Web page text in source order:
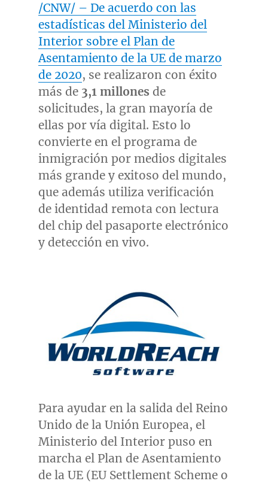
/CNW/ – De acuerdo con las
estadísticas del Ministerio del
Interior sobre el Plan de
Asentamiento de la UE de marzo
de 2020, se realizaron con éxito
más de 3,1 millones de
solicitudes, la gran mayoría de
ellas por vía digital. Esto lo
convierte en el programa de
inmigración por medios digitales
más grande y exitoso del mundo,
que además utiliza verificación
de identidad remota con lectura
del chip del pasaporte electrónico
y detección en vivo.
Para ayudar en la salida del Reino
Unido de la Unión Europea, el
Ministerio del Interior puso en
marcha el Plan de Asentamiento
de la UE (EU Settlement Scheme o